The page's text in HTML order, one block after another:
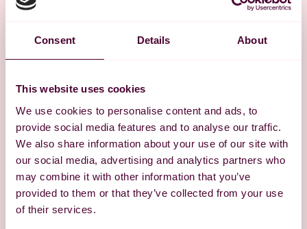
Consent Details About
This website uses cookies
We use cookies to personalise content and ads, to
provide social media features and to analyse our traffic.
We also share information about your use of our site with
our social media, advertising and analytics partners who
may combine it with other information that you’ve
provided to them or that they’ve collected from your use
of their services.